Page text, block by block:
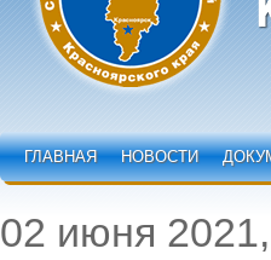
ГЛАВНАЯ НОВОСТИ
02 июня